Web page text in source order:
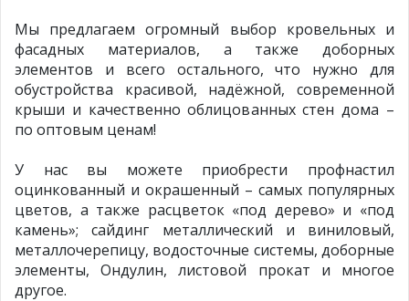
Мы предлагаем огромный выбор кровельных и
фасадных материалов, а также доборных
элементов и всего остального, что нужно для
обустройства красивой, надёжной, современной
крыши и качественно облицованных стен дома –
по оптовым ценам!
У нас вы можете приобрести профнастил
оцинкованный и окрашенный – самых популярных
цветов, а также расцветок «под дерево» и «под
камень»; сайдинг металлический и виниловый,
металлочерепицу, водосточные системы, доборные
элементы, Ондулин, листовой прокат и многое
другое.